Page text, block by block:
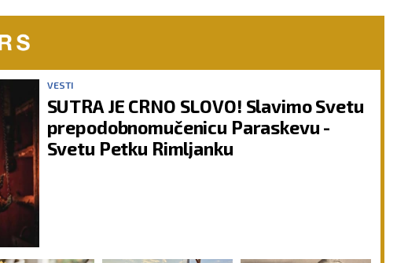
VESTI
SUTRA JE CRNO SLOVO! Slavimo Svetu
prepodobnomučenicu Paraskevu -
Svetu Petku Rimljanku